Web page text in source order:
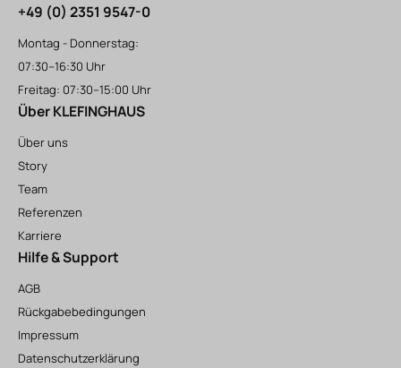
+49 (0) 2351 9547-0
Montag - Donnerstag:
07:30–16:30 Uhr
Freitag: 07:30–15:00 Uhr
Über KLEFINGHAUS
Über uns
Story
Team
Referenzen
Karriere
Hilfe & Support
AGB
Rückgabebedingungen
Impressum
Datenschutzerklärung